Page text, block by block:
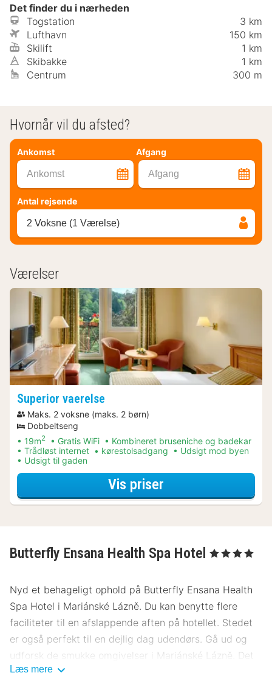
Det finder du i nærheden
Togstation
3 km
Lufthavn
150 km
Skilift
1 km
Skibakke
1 km
Centrum
300 m
Hvornår vil du afsted?
Ankomst Afgang
Ankomst Afgang
Antal rejsende
2 Voksne (1 Værelse)
Værelser
Superior vaerelse
Maks. 2 voksne (maks. 2 børn)
Dobbeltseng
19m2 Gratis WiFi
Kombineret bruseniche og badekar
Trådløst internet
kørestolsadgang
Udsigt mod byen
Udsigt til gaden
Vis priser
Butterfly Ensana Health Spa Hotel , 4 Stjerner
Nyd et behageligt ophold på Butterfly Ensana Health
Spa Hotel i Mariánské Lázně. Du kan benytte flere
faciliteter til en afslappende aften på hotellet. Stedet
er også perfekt til en dejlig dag udendørs. Gå ud og
udforsk de smukke omgivelser i Mariánské Lázně. Det
garanteres et behageligt ophold på Butterfly Ensana
Læs mere